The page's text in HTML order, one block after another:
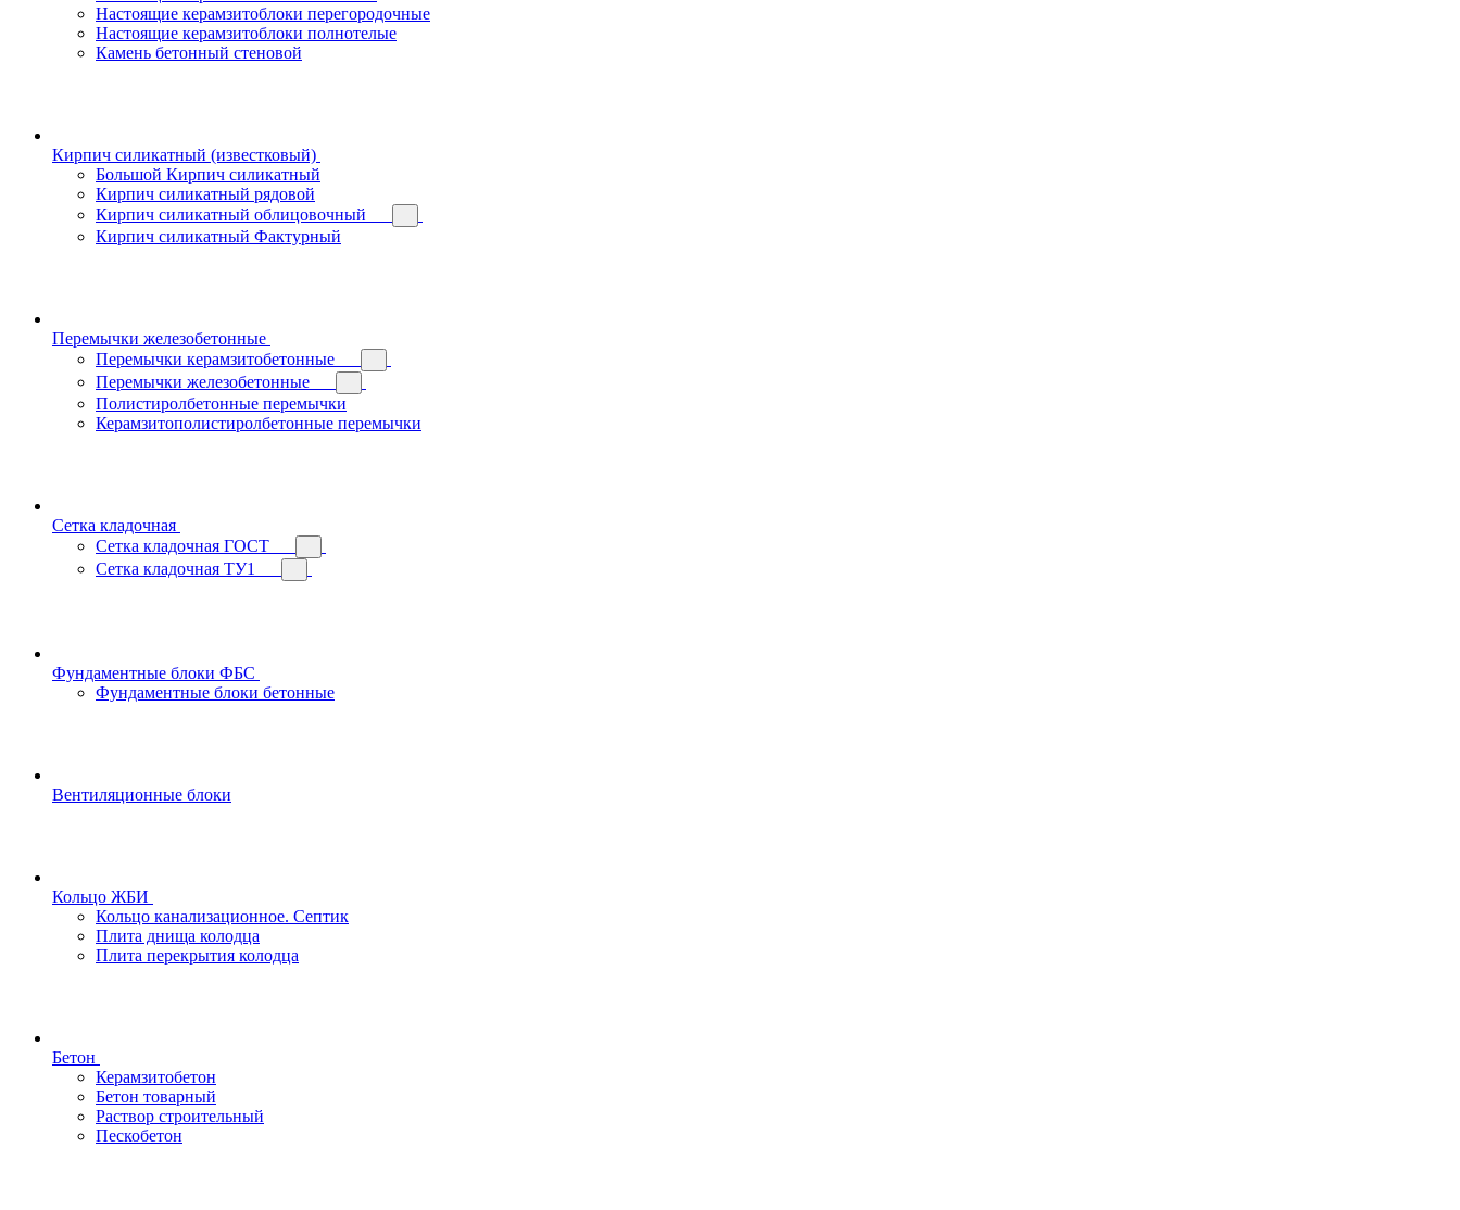
Настоящие керамзитоблоки перегородочные
Настоящие керамзитоблоки полнотелые
Камень бетонный стеновой
Кирпич силикатный (известковый)
Большой Кирпич силикатный
Кирпич силикатный рядовой
Кирпич силикатный облицовочный
Кирпич силикатный Фактурный
Перемычки железобетонные
Перемычки керамзитобетонные
Перемычки железобетонные
Полистиролбетонные перемычки
Керамзитополистиролбетонные перемычки
Сетка кладочная
Сетка кладочная ГОСТ
Сетка кладочная ТУ1
Фундаментные блоки ФБС
Фундаментные блоки бетонные
Вентиляционные блоки
Кольцо ЖБИ
Кольцо канализационное. Септик
Плита днища колодца
Плита перекрытия колодца
Бетон
Керамзитобетон
Бетон товарный
Раствор строительный
Пескобетон